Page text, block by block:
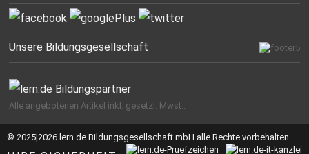
Unsere Bildungsgesellschaft
Alle angebotenen Artikel inkl. gesetzl. Mwst..
© 2025|2026 lern.de Bildungsgesellschaft mbH alle Rechte vorbehalten.